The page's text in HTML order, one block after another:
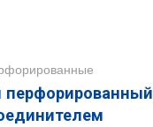
перфорированный